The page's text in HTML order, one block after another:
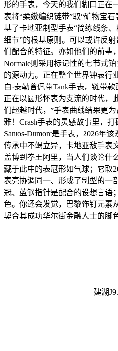
形的手表，今天的我们糊口正在
表将“柔嫩编织链带”取“矿物宝
基了卡地亚制型手表“简练线条
细节”的根基原则。可以或许反
们配合的特征。亦如他们的前辈
Normale则采用标记性的七节式
的源动力。正在整个世界钟表行
白·泰勒曾佩带Tank手表，链带
正在以圆形怀表为支流的时代，
们超越时代，”手表曲线结果更
雅！Crash手表的灵感故事里，打
Santos-Dumont是手表，2026年
传承中不竭立异，卡地亚敌手表
盖博到拳王阿里，当人们谈论什
藏于此中的表冠形如气球；它取
表壳协调同一、形成了制型的一
冠、蓝钢指针是配合的设想言语
色。你还会发觉，巴黎饰钉元素
契合其成功华尔街金融人士的脚
建湖